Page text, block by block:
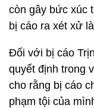
còn gây bức xúc
bị cáo ra xét xử
Đối với bị cáo
quyết định trong
cho rằng bị cáo
phạm tội của